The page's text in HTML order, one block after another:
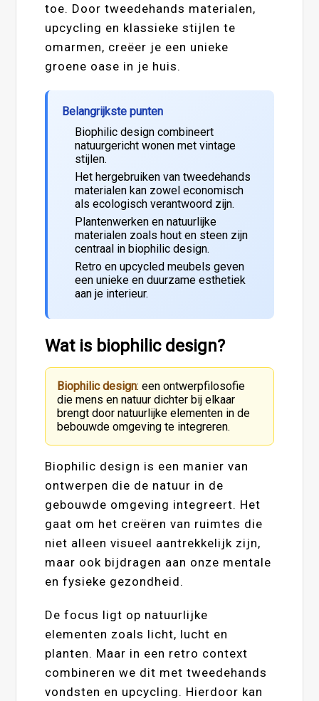
toe. Door tweedehands materialen,
upcycling en klassieke stijlen te
omarmen, creëer je een unieke
groene oase in je huis.
Belangrijkste punten
Biophilic design combineert
natuurgericht wonen met vintage
stijlen.
Het hergebruiken van tweedehands
materialen kan zowel economisch
als ecologisch verantwoord zijn.
Plantenwerken en natuurlijke
materialen zoals hout en steen zijn
centraal in biophilic design.
Retro en upcycled meubels geven
een unieke en duurzame esthetiek
aan je interieur.
Wat is biophilic design?
Biophilic design: een ontwerpfilosofie
die mens en natuur dichter bij elkaar
brengt door natuurlijke elementen in de
bebouwde omgeving te integreren.
Biophilic design is een manier van
ontwerpen die de natuur in de
gebouwde omgeving integreert. Het
gaat om het creëren van ruimtes die
niet alleen visueel aantrekkelijk zijn,
maar ook bijdragen aan onze mentale
en fysieke gezondheid.
De focus ligt op natuurlijke
elementen zoals licht, lucht en
planten. Maar in een retro context
combineren we dit met tweedehands
vondsten en upcycling. Hierdoor kan